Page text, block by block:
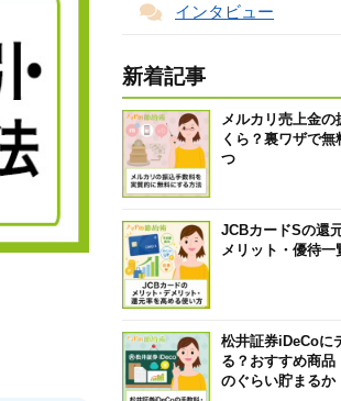
インタビュー
新着記事
メルカリ売上金の
くら？裏ワザで
つ
JCBカードSの還
メリット・優待一
松井証券iDeCoに
る？おすすめ商品
のぐらい貯まるか